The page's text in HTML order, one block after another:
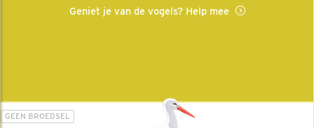
Geniet je van de vogels? Help mee
GEEN BROEDSEL